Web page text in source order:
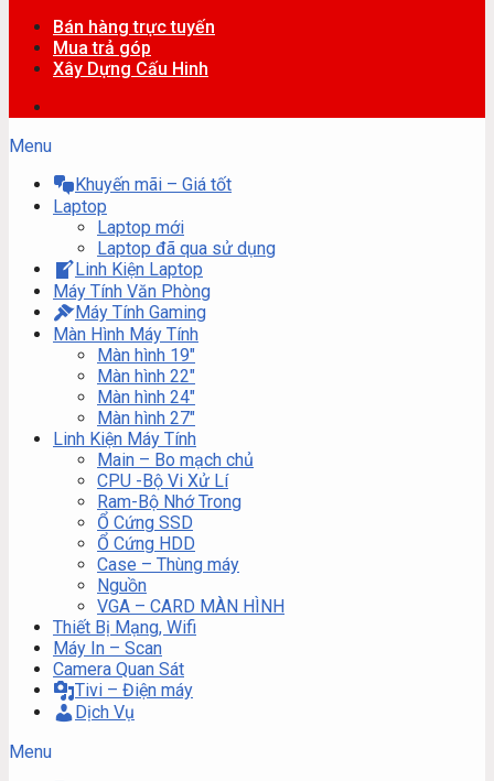
Bán hàng trực tuyến
Mua trả góp
Xây Dựng Cấu Hinh
Menu
Khuyến mãi – Giá tốt
Laptop
Laptop mới
Laptop đã qua sử dụng
Linh Kiện Laptop
Máy Tính Văn Phòng
Máy Tính Gaming
Màn Hình Máy Tính
Màn hình 19″
Màn hình 22″
Màn hình 24″
Màn hình 27″
Linh Kiện Máy Tính
Main – Bo mạch chủ
CPU -Bộ Vi Xử Lí
Ram-Bộ Nhớ Trong
Ổ Cứng SSD
Ổ Cứng HDD
Case – Thùng máy
Nguồn
VGA – CARD MÀN HÌNH
Thiết Bị Mạng, Wifi
Máy In – Scan
Camera Quan Sát
Tivi – Điện máy
Dịch Vụ
Menu